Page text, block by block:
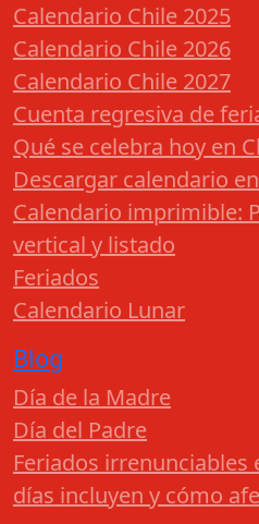
Calendario Chile 2025
Calendario Chile 2026
Calendario Chile 2027
Cuenta regresiva de
Qué se celebra hoy en
Descargar calendario
Calendario imprimible:
vertical y listado
Feriados
Calendario Lunar
Blog
Día de la Madre
Día del Padre
Feriados irrenunciables
días incluyen y cómo